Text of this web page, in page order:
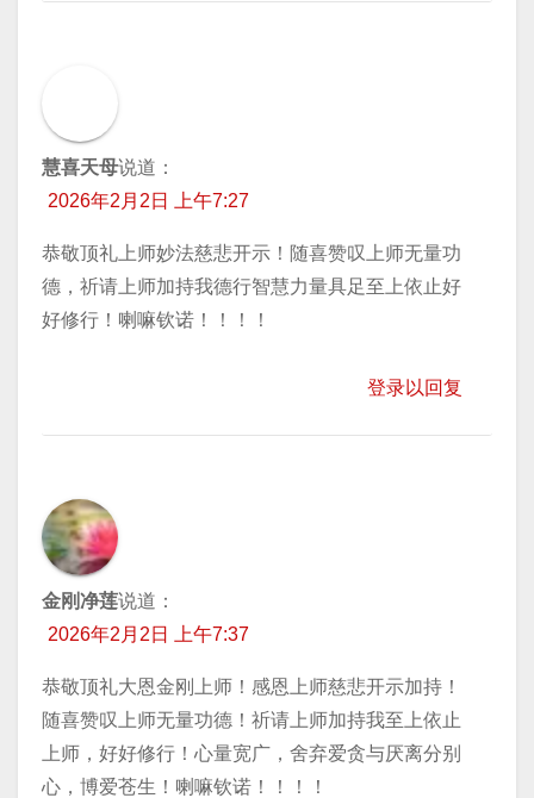
慧喜天母说道：
2026年2月2日 上午7:27
恭敬顶礼上师妙法慈悲开示！随喜赞叹上师无量功
德，祈请上师加持我德行智慧力量具足至上依止好
好修行！喇嘛钦诺！！！！
登录以回复
金刚净莲说道：
2026年2月2日 上午7:37
恭敬顶礼大恩金刚上师！感恩上师慈悲开示加持！
随喜赞叹上师无量功德！祈请上师加持我至上依止
上师，好好修行！心量宽广，舍弃爱贪与厌离分别
心，博爱苍生！喇嘛钦诺！！！！